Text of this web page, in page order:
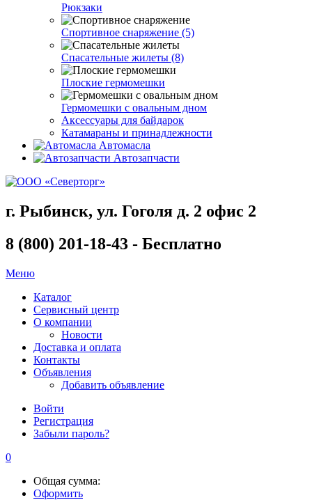
Рюкзаки
Спортивное снаряжение (5)
Спасательные жилеты (8)
Плоские гермомешки
Гермомешки с овальным дном
Аксессуары для байдарок
Катамараны и принадлежности
Автомасла
Автозапчасти
г. Рыбинск, ул. Гоголя д. 2 офис 2
8 (800) 201-18-43 - Бесплатно
Меню
Каталог
Сервисный центр
О компании
Новости
Доставка и оплата
Контакты
Объявления
Добавить объявление
Войти
Регистрация
Забыли пароль?
0
Общая сумма:
Оформить